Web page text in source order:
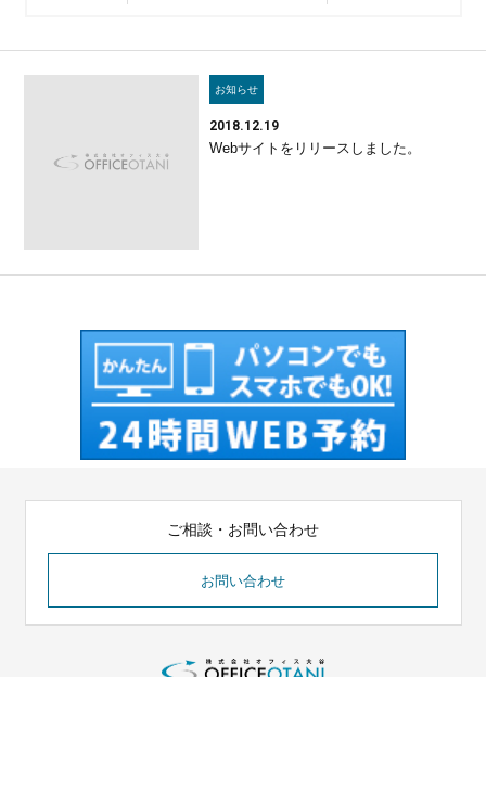
お知らせ
2018.12.19
Webサイトをリリースしました。
ご相談・お問い合わせ
お問い合わせ